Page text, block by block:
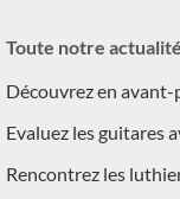
Toute notre
Découvrez en
Evaluez les guitares
Rencontrez les